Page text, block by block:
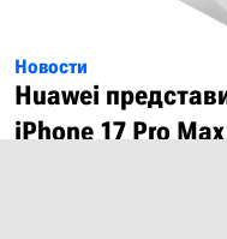
Новости
Huawei
iPhone 17 Pro